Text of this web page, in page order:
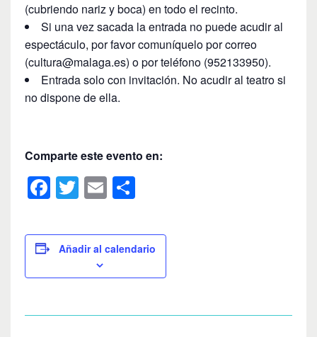
(cubriendo nariz y boca) en todo el recinto.
Si una vez sacada la entrada no puede acudir al
espectáculo, por favor comuníquelo por correo
(cultura@malaga.es) o por teléfono (952133950).
Entrada solo con invitación. No acudir al teatro si
no dispone de ella.
Comparte este evento en:
F
a
c
e
b
o
T
wi
tt
er
E
m
ailm
p
ar
Añadir al calendario